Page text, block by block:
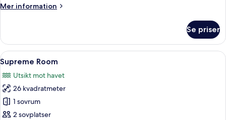
Adults
Mer information
Mer
Level
Premium
Junior
Suite
Adults
Only
Se priser
Öppna
alla
foton
för
Supreme
Room
Ett modernt hotellrum med en stor
6
Supreme Room
Utsikt mot havet
26 kvadratmeter
1 sovrum
2 sovplatser